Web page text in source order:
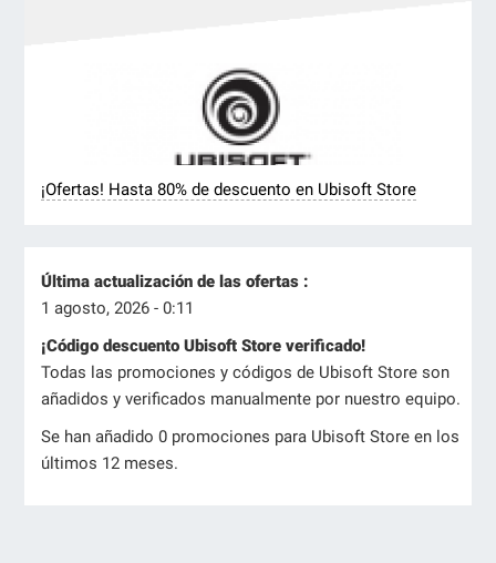
¡Ofertas! Hasta 80% de descuento en Ubisoft Store
Última actualización de las ofertas :
1 agosto, 2026 - 0:11
¡Código descuento Ubisoft Store verificado!
Todas las promociones y códigos de Ubisoft Store son
añadidos y verificados manualmente por nuestro equipo.
Se han añadido 0 promociones para Ubisoft Store en los
últimos 12 meses.